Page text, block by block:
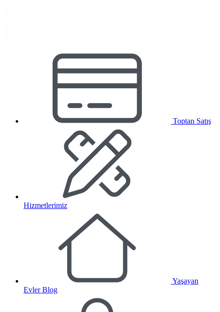
Toptan Satış
Hizmetlerimiz
Yaşayan
Evler Blog